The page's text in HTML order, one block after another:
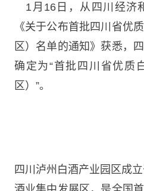
1月16日，从四川经济
《关于公布首批四川省优
区）名单的通知》获悉，
确定为“首批四川省优质
区）”。
四川泸州白酒产业园区成